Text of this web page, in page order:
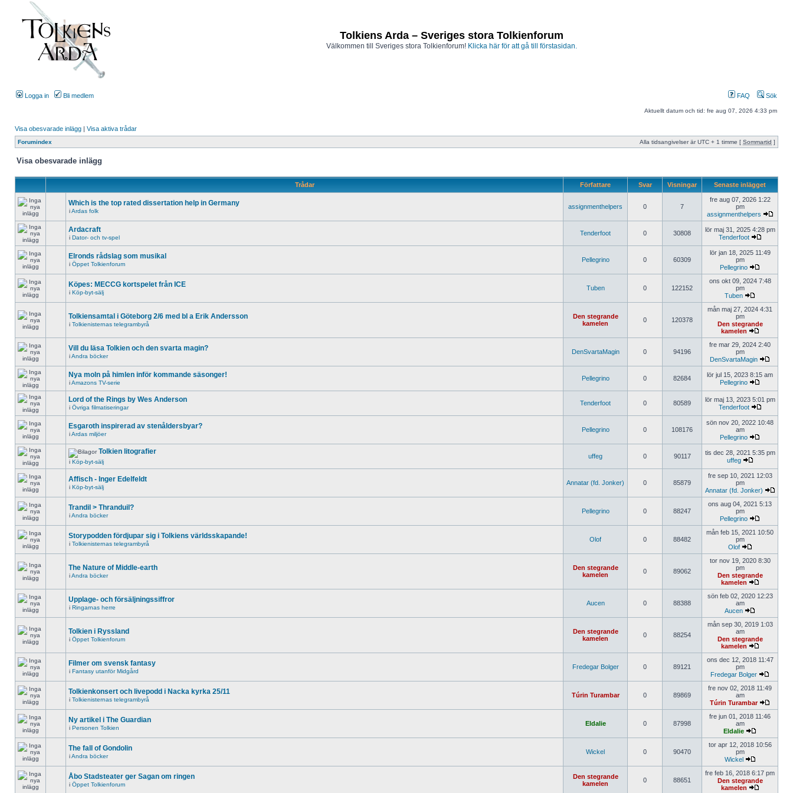
Tolkiens Arda – Sveriges stora Tolkienforum
Välkommen till Sveriges stora Tolkienforum! Klicka här för att gå till förstasidan.
Logga in Bli medlem FAQ Sök
Aktuellt datum och tid: fre aug 07, 2026 4:33 pm
Visa obesvarade inlägg | Visa aktiva trådar
Forumindex Alla tidsangivelser är UTC + 1 timme [ Sommartid ]
Visa obesvarade inlägg
Trådar Författare Svar Visningar Senaste inlägget
Which is the top rated dissertation help in Germany
iArdas folk
assignmenthelpers 0 7
fre aug 07, 2026 1:22
pm
assignmenthelpers
Ardacraft
i Dator- och tv-spel
Tenderfoot 0 30808
lör maj 31, 2025 4:28 pm
Tenderfoot
Elronds rådslag som musikal
i Öppet Tolkienforum
Pellegrino 0 60309
lör jan 18, 2025 11:49
pm
Pellegrino
Köpes: MECCG kortspelet från ICE
i Köp-byt-sälj
Tuben 0 122152
ons okt 09, 2024 7:48
pm
Tuben
Tolkiensamtal i Göteborg 2/6 med bl a Erik Andersson
i Tolkienisternas telegrambyrå
Den stegrande
kamelen
0 120378
mån maj 27, 2024 4:31
pm
Den stegrande
kamelen
Vill du läsa Tolkien och den svarta magin?
iAndra böcker
DenSvartaMagin 0 94196
fre mar 29, 2024 2:40
pm
DenSvartaMagin
Nya moln på himlen inför kommande säsonger!
iAmazons TV-serie
Pellegrino 0 82684
lör jul 15, 2023 8:15 am
Pellegrino
Lord of the Rings by Wes Anderson
i Övriga filmatiseringar
Tenderfoot 0 80589
lör maj 13, 2023 5:01 pm
Tenderfoot
Esgaroth inspirerad av stenåldersbyar?
iArdas miljöer
Pellegrino 0 108176
sön nov 20, 2022 10:48
am
Pellegrino
Tolkien litografier
i Köp-byt-sälj
uffeg 0 90117
tis dec 28, 2021 5:35 pm
uffeg
Affisch - Inger Edelfeldt
i Köp-byt-sälj
Annatar (fd. Jonker) 0 85879
fre sep 10, 2021 12:03
pm
Annatar (fd. Jonker)
Trandil > Thranduil?
iAndra böcker
Pellegrino 0 88247
ons aug 04, 2021 5:13
pm
Pellegrino
Storypodden fördjupar sig i Tolkiens världsskapande!
i Tolkienisternas telegrambyrå
Olof 0 88482
mån feb 15, 2021 10:50
pm
Olof
The Nature of Middle-earth
iAndra böcker
Den stegrande
kamelen
0 89062
tor nov 19, 2020 8:30
pm
Den stegrande
kamelen
Upplage- och försäljningssiffror
i Ringarnas herre
Aucen 0 88388
sön feb 02, 2020 12:23
am
Aucen
Tolkien i Ryssland
i Öppet Tolkienforum
Den stegrande
kamelen
0 88254
mån sep 30, 2019 1:03
am
Den stegrande
kamelen
Filmer om svensk fantasy
i Fantasy utanför Midgård
Fredegar Bolger 0 89121
ons dec 12, 2018 11:47
pm
Fredegar Bolger
Tolkienkonsert och livepodd i Nacka kyrka 25/11
i Tolkienisternas telegrambyrå
Túrin Turambar 0 89869
fre nov 02, 2018 11:49
am
Túrin Turambar
Ny artikel i The Guardian
i Personen Tolkien
Eldalie 0 87998
fre jun 01, 2018 11:46
am
Eldalie
The fall of Gondolin
iAndra böcker
Wickel 0 90470
tor apr 12, 2018 10:56
pm
Wickel
Åbo Stadsteater ger Sagan om ringen
i Öppet Tolkienforum
Den stegrande
kamelen
0 88651
fre feb 16, 2018 6:17 pm
Den stegrande
kamelen